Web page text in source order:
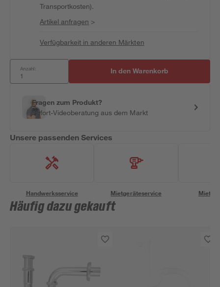
Transportkosten).
Artikel anfragen >
Verfügbarkeit in anderen Märkten
Anzahl: In den Warenkorb
Fragen zum Produkt?
Sofort-Videoberatung aus dem Markt
Unsere passenden Services
Handwerksservice Mietgeräteservice
Häufig dazu gekauft